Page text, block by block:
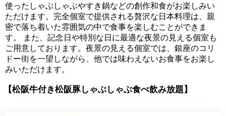
使ったしゃぶしゃぶやすき鍋などの創作和食がお楽しみい
ただけます。完全個室で提供される贅沢な日本料理は、親
密で落ち着いた雰囲気の中で食事を楽しむことができま
す。 また、記念日や特別な日に最適な夜景の見える個室も
ご用意しております。夜景の見える個室では、銀座のコリ
ドー街を一望しながら、他では味わえないお食事をお楽し
みいただけます。
【松阪牛付き松阪豚しゃぶしゃぶ食べ飲み放題】